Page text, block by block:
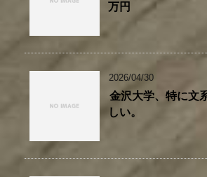
万円
2026/04/30
金沢大学、特に文
しい。